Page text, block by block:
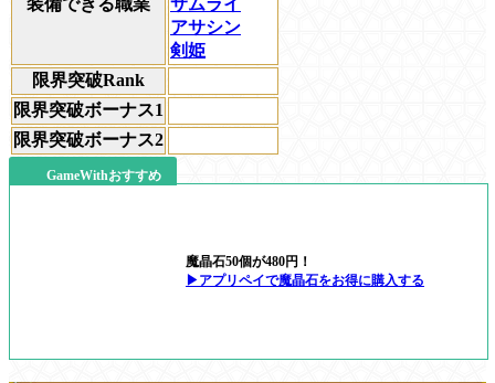
装備できる職業
サムライ
アサシン
剣姫
限界突破Rank
限界突破ボーナス1
限界突破ボーナス2
GameWithおすすめ
魔晶石50個が480円！
▶アプリペイで魔晶石をお得に購入する